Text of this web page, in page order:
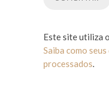
Este site utiliza
Saiba como
processados.